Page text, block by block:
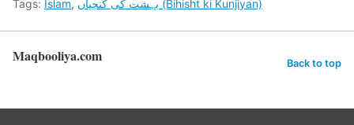
Tags: Islam, بہشت کی کنجیاں (Bihisht ki Kunjiyan)
Maqbooliya.com Back to top